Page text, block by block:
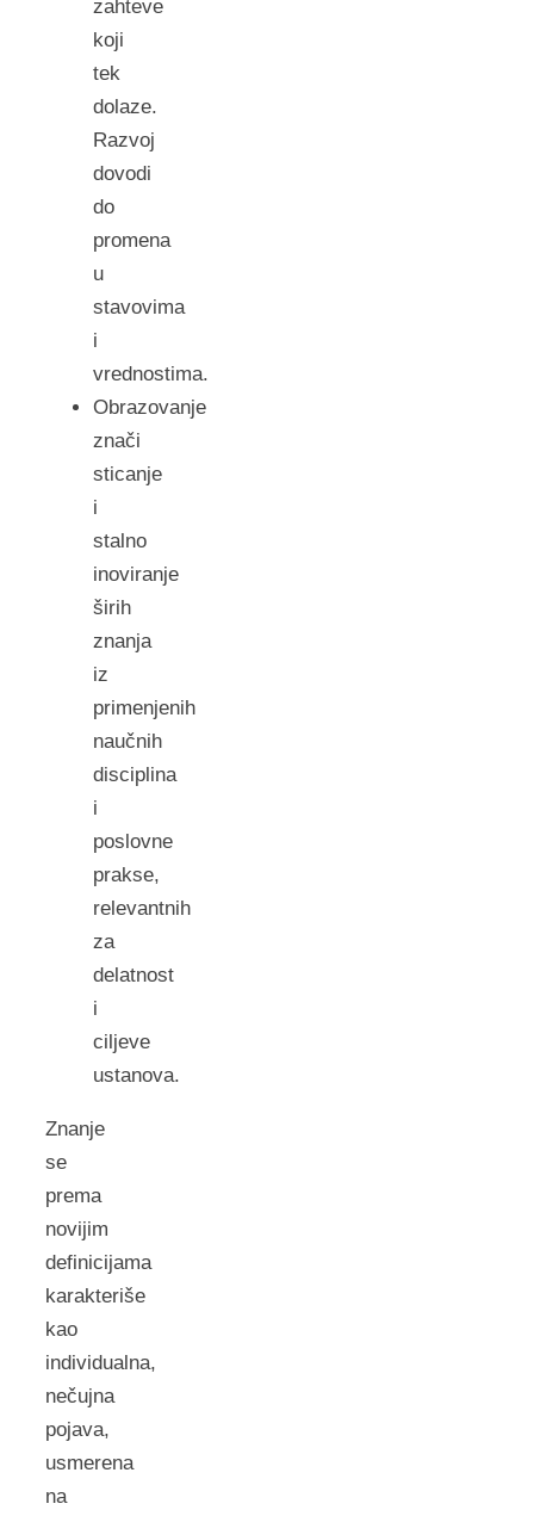
zahteve
koji
tek
dolaze.
Razvoj
dovodi
do
promena
u
stavovima
i
vrednostima.
Obrazovanje
znači
sticanje
i
stalno
inoviranje
širih
znanja
iz
primenjenih
naučnih
disciplina
i
poslovne
prakse,
relevantnih
za
delatnost
i
ciljeve
ustanova.
Znanje
se
prema
novijim
definicijama
karakteriše
kao
individualna,
nečujna
pojava,
usmerena
na